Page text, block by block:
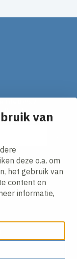
van
deze o.a. om
het gebruik van
content en
informatie,
policy